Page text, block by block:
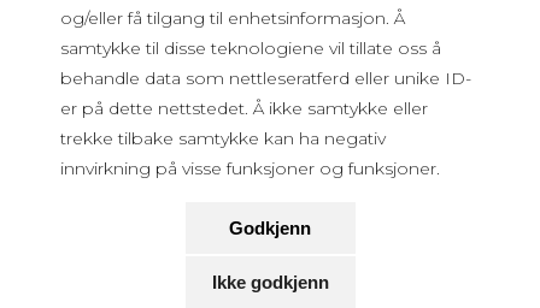
og/eller få tilgang til enhetsinformasjon. Å
samtykke til disse teknologiene vil tillate oss å
behandle data som nettleseratferd eller unike ID-
er på dette nettstedet. Å ikke samtykke eller
trekke tilbake samtykke kan ha negativ
innvirkning på visse funksjoner og funksjoner.
Godkjenn
Ikke godkjenn
Frog Leap returnerer til Folken for sitt årlige
festshow! Det blir metaliserte metalcovers av
kjente hitlåter fra de fleste tiår. Stikkord er
headbanging, dansing og en gal kanin!
www.youtube.com/leolego